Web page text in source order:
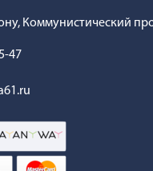
Коммунистический
47